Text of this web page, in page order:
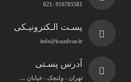
910705581 -021
پسـت الـکترونیـکی
info@icaadvar.ir
آدرس پسـتی
تهران - ولنجک - خیابان ....